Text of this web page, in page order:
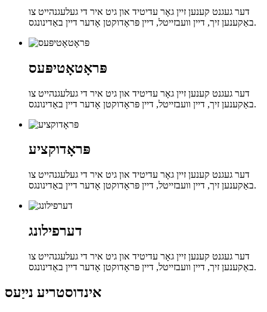
דער געגנט קענען זיין גאָר עדיטיד און גיט איר די געלעגנהייט צו
באַקענען זיך, דיין וועבזייטל, דיין פּראָדוקטן אָדער דיין באַדינונגס.
פּראָטאָטיפּעס
דער געגנט קענען זיין גאָר עדיטיד און גיט איר די געלעגנהייט צו
באַקענען זיך, דיין וועבזייטל, דיין פּראָדוקטן אָדער דיין באַדינונגס.
פּראָדוקציע
דער געגנט קענען זיין גאָר עדיטיד און גיט איר די געלעגנהייט צו
באַקענען זיך, דיין וועבזייטל, דיין פּראָדוקטן אָדער דיין באַדינונגס.
דערפילונג
דער געגנט קענען זיין גאָר עדיטיד און גיט איר די געלעגנהייט צו
באַקענען זיך, דיין וועבזייטל, דיין פּראָדוקטן אָדער דיין באַדינונגס.
אינדוסטריע נייַעס